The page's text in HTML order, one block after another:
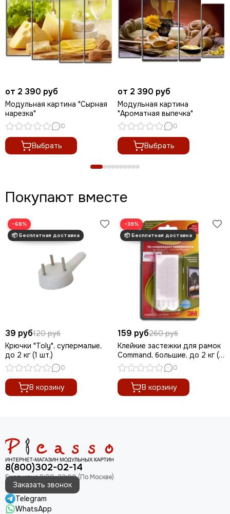
от 2 390 руб
Модульная картина "Сырная
нарезка"
0
Выбрать
от 2 390 руб
Модульная картина
"Ароматная выпечка"
0
Выбрать
Покупают вместе
−68%
39 руб120 руб
Крючки "Toly", супермалые,
до 2 кг (1 шт.)
0
В корзину
−39%
159 руб260 руб
Клейкие застежки для рамок
Command, большие, до 2 кг (1
шт.)
0
В корзину
8(800)302-02-14
Заказать звонок
Telegram
WhatsApp